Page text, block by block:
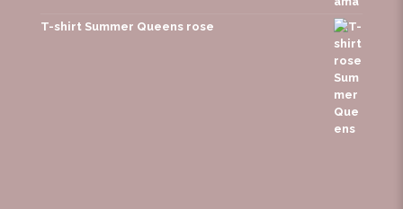
T-shirt Summer Queens rose